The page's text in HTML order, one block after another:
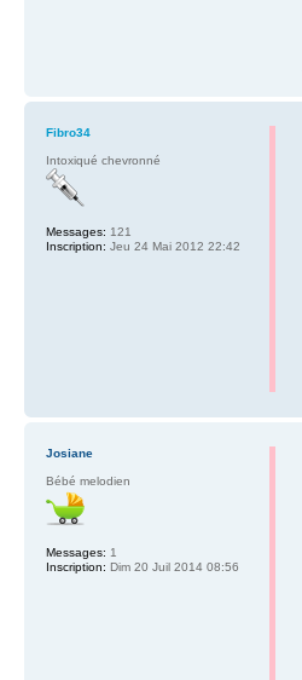
Fibro34
Intoxiqué chevronné
Messages: 121
Inscription: Jeu 24 Mai 2012 22:42
Josiane
Bébé melodien
Messages: 1
Inscription: Dim 20 Juil 2014 08:56